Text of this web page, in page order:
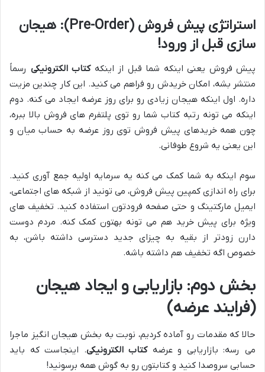
استراتژی پیش فروش (Pre-Order): هیجان
سازی قبل از ورود!
پیش فروش یعنی اینکه شما قبل از اینکهکتاب الکترونیکی رسماً
منتشر بشه، امکان خریدش رو فراهم می کنید. این کار چندین مزیت
داره. اول اینکه هیجان زیادی رو برای روز عرضه ایجاد می کنه. دوم
اینکه می تونه رتبه کتاب شما رو توی پلتفرم های فروش بالا ببره،
چون همه خریدهای پیش فروش توی روز عرضه به حساب میان و
این یعنی یه شروع طوفانی.
سوم اینکه به شما کمک می کنه یه سرمایه اولیه جمع آوری کنید.
برای راه اندازی کمپین پیش فروش، می تونید از شبکه های اجتماعی،
ایمیل مارکتینگ و حتی صفحه فرودتون استفاده کنید. تخفیف های
ویژه برای پیش خرید هم می تونه بهتون کمک کنه. مردم دوست
دارن زودتر از بقیه به چیزای جدید دسترسی داشته باشن، به
خصوص اگه تخفیف هم داشته باشه.
بخش دوم: بازاریابی و ایجاد هیجان
(فرایند عرضه)
حالا که مقدمات رو آماده کردیم، نوبت به بخش هیجان انگیز ماجرا
می رسه: بازاریابی و عرضهکتاب الکترونیکی. اینجاست که باید
حسابی سروصدا کنید و کتابتون رو به گوش همه برسونید!